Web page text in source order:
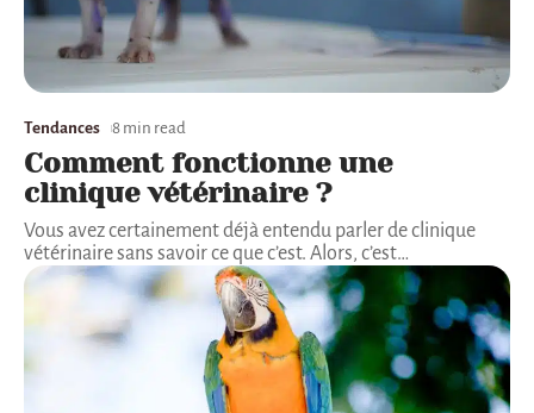
Tendances 8 min read
Comment fonctionne une
clinique vétérinaire ?
Vous avez certainement déjà entendu parler de clinique
vétérinaire sans savoir ce que c’est. Alors, c’est…